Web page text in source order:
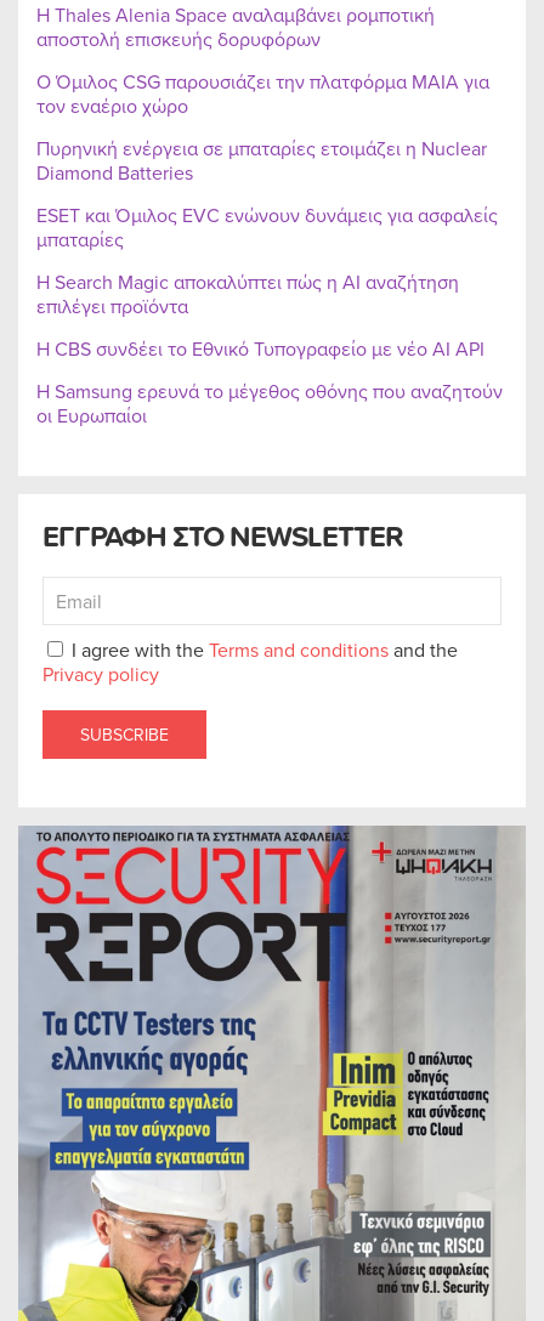
ΕΓΓΡΑΦΗ ΣΤΟ NEWSLETTER
I agree with theTerms and conditionsand the
Privacy policy
SUBSCRIBE
Η Thales Alenia Space αναλαμβάνει ρομποτική
αποστολή επισκευής δορυφόρων
Ο Όμιλος CSG παρουσιάζει την πλατφόρμα MAIA για
τον εναέριο χώρο
Πυρηνική ενέργεια σε μπαταρίες ετοιμάζει η Nuclear
Diamond Batteries
ESET και Όμιλος EVC ενώνουν δυνάμεις για ασφαλείς
μπαταρίες
Η Search Magic αποκαλύπτει πώς η AI αναζήτηση
επιλέγει προϊόντα
Η CBS συνδέει το Εθνικό Τυπογραφείο με νέο AI API
Η Samsung ερευνά το μέγεθος οθόνης που αναζητούν
οι Ευρωπαίοι